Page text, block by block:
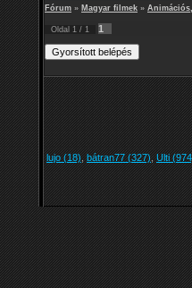
Fórum » Magyar filmek »
Oldal 1 / 1 1
lujo (18) ,bátran77 (327), Ulti